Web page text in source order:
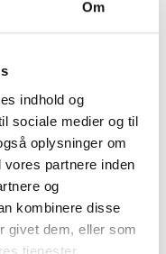
Om
indhold og
sociale medier og til
oplysninger om
partnere inden
og
kombinere disse
givet dem, eller som
tjenester.